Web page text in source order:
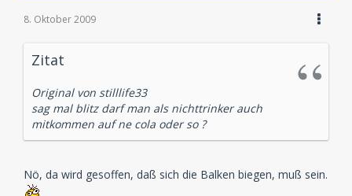
8. Oktober 2009
Zitat
Original von stilllife33
sag mal blitz darf man als nichttrinker auch
mitkommen auf ne cola oder so ?
Nö, da wird gesoffen, daß sich die Balken biegen, muß sein.